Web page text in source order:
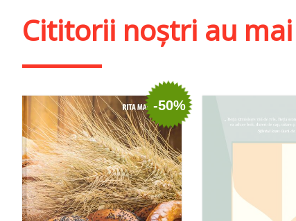
Cititorii noștri au
-50%